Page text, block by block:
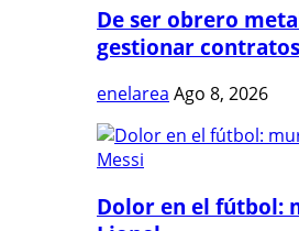
De ser obrero
gestionar
enelarea Ago 8, 2026
Dolor en el fútbol: